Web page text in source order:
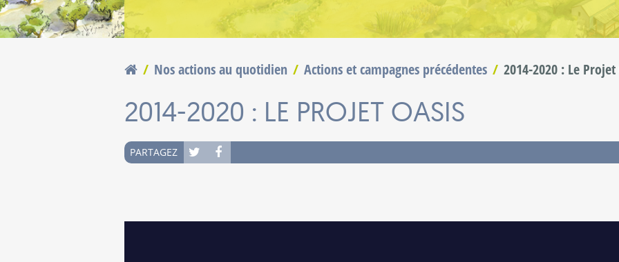
Nos actions au quotidien Actions et campagnes précédentes 2014-2020 : Le Projet
2014-2020 : LE PROJET OASIS
PARTAGEZ